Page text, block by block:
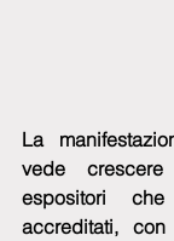
La
vede
espositori
accreditati,